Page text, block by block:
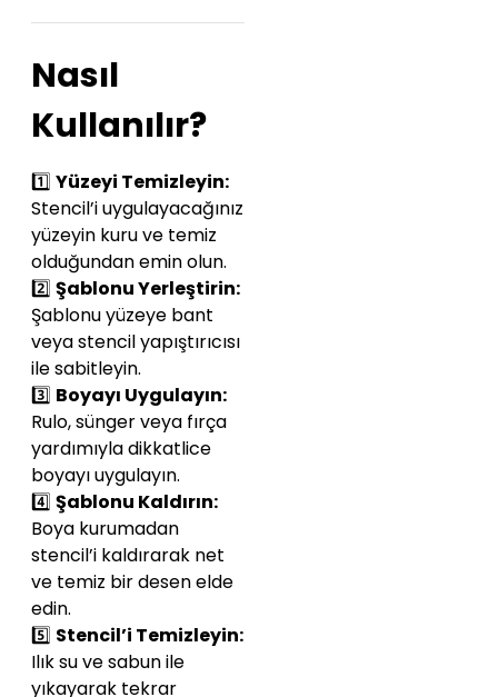
Nasıl
Kullanılır?
1️⃣ Yüzeyi Temizleyin:
Stencil’i uygulayacağınız
yüzeyin kuru ve temiz
olduğundan emin olun.
2️⃣ Şablonu Yerleştirin:
Şablonu yüzeye bant
veya stencil yapıştırıcısı
ile sabitleyin.
3️⃣ Boyayı Uygulayın:
Rulo, sünger veya fırça
yardımıyla dikkatlice
boyayı uygulayın.
4️⃣ Şablonu Kaldırın:
Boya kurumadan
stencil’i kaldırarak net
ve temiz bir desen elde
edin.
5️⃣ Stencil’i Temizleyin:
Ilık su ve sabun ile
yıkayarak tekrar